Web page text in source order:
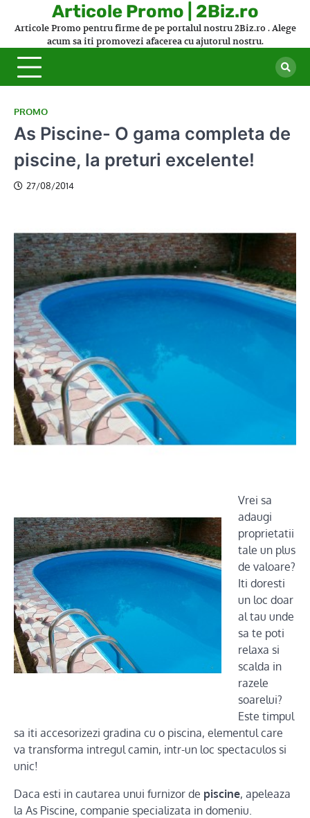
Articole Promo | 2Biz.ro
Articole Promo pentru firme de pe portalul nostru 2Biz.ro . Alege
acum sa iti promovezi afacerea cu ajutorul nostru.
PROMO
As Piscine- O gama completa de
piscine, la preturi excelente!
27/08/2014
Vrei sa
adaugi
proprietatii
tale un plus
de valoare?
Iti doresti
un loc doar
al tau unde
sa te poti
relaxa si
scalda in
razele
soarelui?
Este timpul
sa iti accesorizezi gradina cu o piscina, elementul care
va transforma intregul camin, intr-un loc spectaculos si
unic!
Daca esti in cautarea unui furnizor de piscine, apeleaza
la As Piscine, companie specializata in domeniu.